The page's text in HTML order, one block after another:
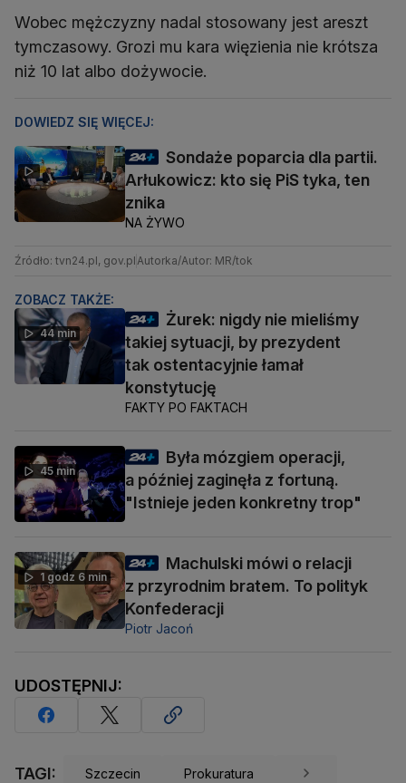
Wobec mężczyzny nadal stosowany jest areszt
tymczasowy. Grozi mu kara więzienia nie krótsza
niż 10 lat albo dożywocie.
DOWIEDZ SIĘ WIĘCEJ:
Sondaże poparcia dla partii.
Arłukowicz: kto się PiS tyka, ten
znika
NA ŻYWO
Źródło: tvn24.pl, gov.plAutorka/Autor: MR/tok
ZOBACZ TAKŻE:
44 min
Żurek: nigdy nie mieliśmy
takiej sytuacji, by prezydent
tak ostentacyjnie łamał
konstytucję
FAKTY PO FAKTACH
45 min
Była mózgiem operacji,
a później zaginęła z fortuną.
"Istnieje jeden konkretny trop"
1 godz 6 min
Machulski mówi o relacji
z przyrodnim bratem. To polityk
Konfederacji
Piotr Jacoń
UDOSTĘPNIJ:
TAGI: Szczecin Prokuratura